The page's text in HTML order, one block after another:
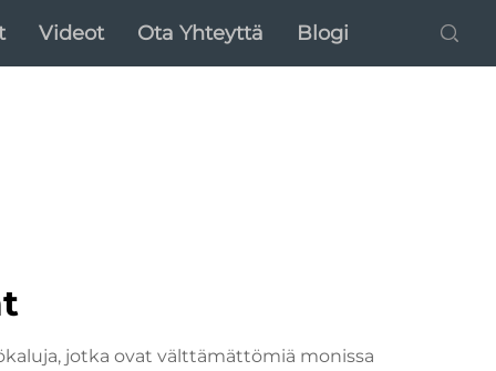
Videot Ota Yhteyttä Blogi
jotka ovat välttämättömiä monissa